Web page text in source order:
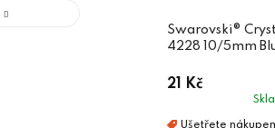
Swarovski®
4228 10/5mm
21 Kč